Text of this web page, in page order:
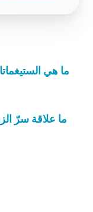
ما هي
ما علاقة سرّ